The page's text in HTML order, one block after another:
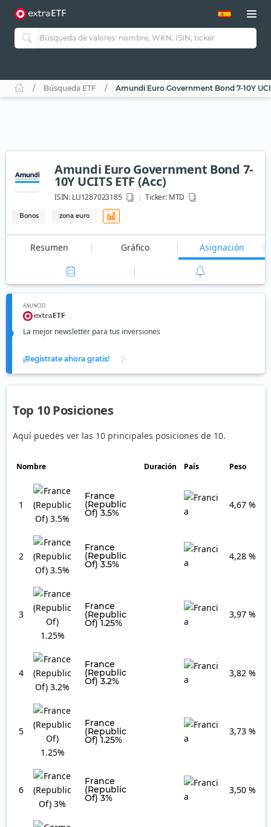
Búsqueda ETF Amundi Euro Government Bond 7-10Y
Amundi Euro Government Bond 7-
10Y UCITS ETF (Acc)
ISIN: LU1287023185 Ticker:MTD
Bonos zona euro
Resumen Gráfico Asignación
ANUNCIO
La mejor newsletter para tus inversiones
¡Regístrate ahora gratis!
Top 10 Posiciones
Aquí puedes ver las 10 principales posiciones de 10.
Nombre Duración País Peso
1
France
(Republic
Of) 3.5%
4,67 %
2
France
(Republic
Of) 3.5%
4,28 %
3
France
(Republic
Of) 1.25%
3,97 %
4
France
(Republic
Of) 3.2%
3,82 %
5
France
(Republic
Of) 1.25%
3,73 %
6
France
(Republic
Of) 3%
3,50 %